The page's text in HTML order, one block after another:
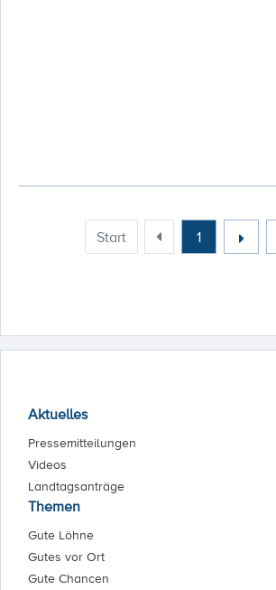
Start 1
Aktuelles
Pressemitteilungen
Videos
Landtagsanträge
Themen
Gute Löhne
Gutes vor Ort
Gute Chancen